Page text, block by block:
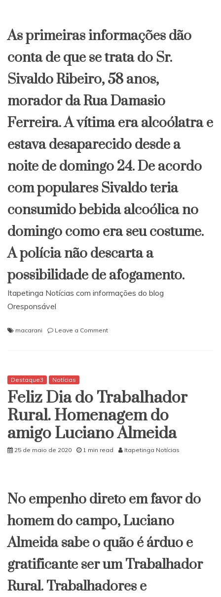
As primeiras informações dão
conta de que se trata do Sr.
Sivaldo Ribeiro, 58 anos,
morador da Rua Damasio
Ferreira. A vítima era alcoólatra e
estava desaparecido desde a
noite de domingo 24. De acordo
com populares Sivaldo teria
consumido bebida alcoólica no
domingo como era seu costume.
A polícia não descarta a
possibilidade de afogamento.
Itapetinga Notícias com informações do blog
Oresponsável
macarani Leave a Commenton
boiando
em
Destaque3 Notícias
Feliz Dia do Trabalhador
Rural. Homenagem do
amigo Luciano Almeida
25 de maio de 2020 1 min read Itapetinga Notícias
No empenho direto em favor do
homem do campo, Luciano
Almeida sabe o quão é árduo e
gratificante ser um Trabalhador
Rural. Trabalhadores e